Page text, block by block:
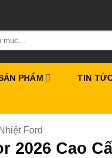
PHẨM TIN
Ford
2026 Cao